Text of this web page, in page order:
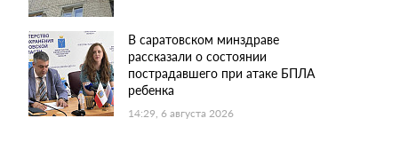
В саратовском минздраве
рассказали о состоянии
пострадавшего при атаке БПЛА
ребенка
14:29, 6 августа 2026